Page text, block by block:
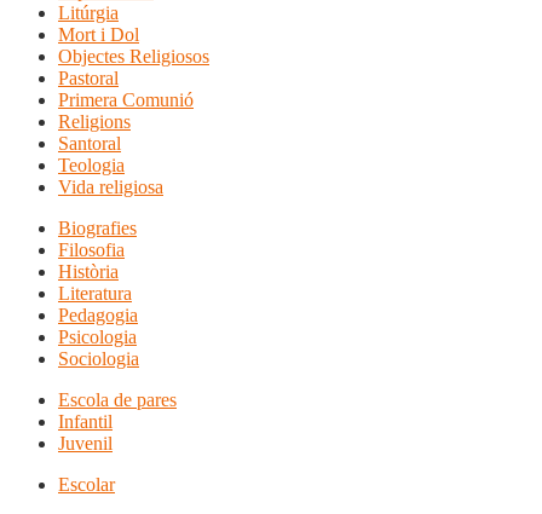
Litúrgia
Mort i Dol
Objectes Religiosos
Pastoral
Primera Comunió
Religions
Santoral
Teologia
Vida religiosa
Biografies
Filosofia
Història
Literatura
Pedagogia
Psicologia
Sociologia
Escola de pares
Infantil
Juvenil
Escolar